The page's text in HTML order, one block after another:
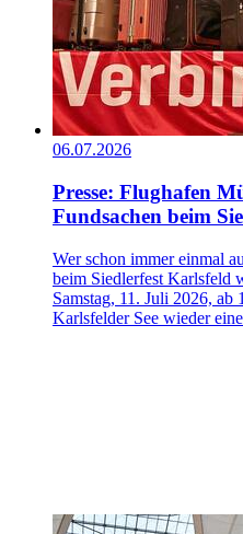
06.07.2026
Presse: Flughafen
Fundsachen beim
Wer schon immer einmal
beim Siedlerfest Karlsfeld
Samstag, 11. Juli 2026,
Karlsfelder See wieder